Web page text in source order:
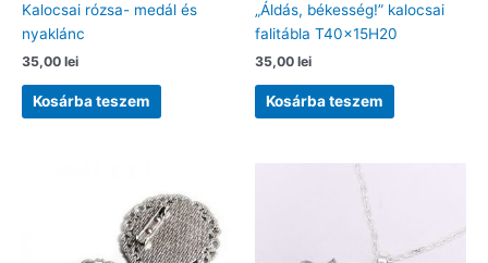
Kalocsai rózsa- medál és
nyaklánc
35,00 lei
Kosárba teszem
„Áldás, békesség!” kalocsai
falitábla T40x15H20
35,00 lei
Kosárba teszem